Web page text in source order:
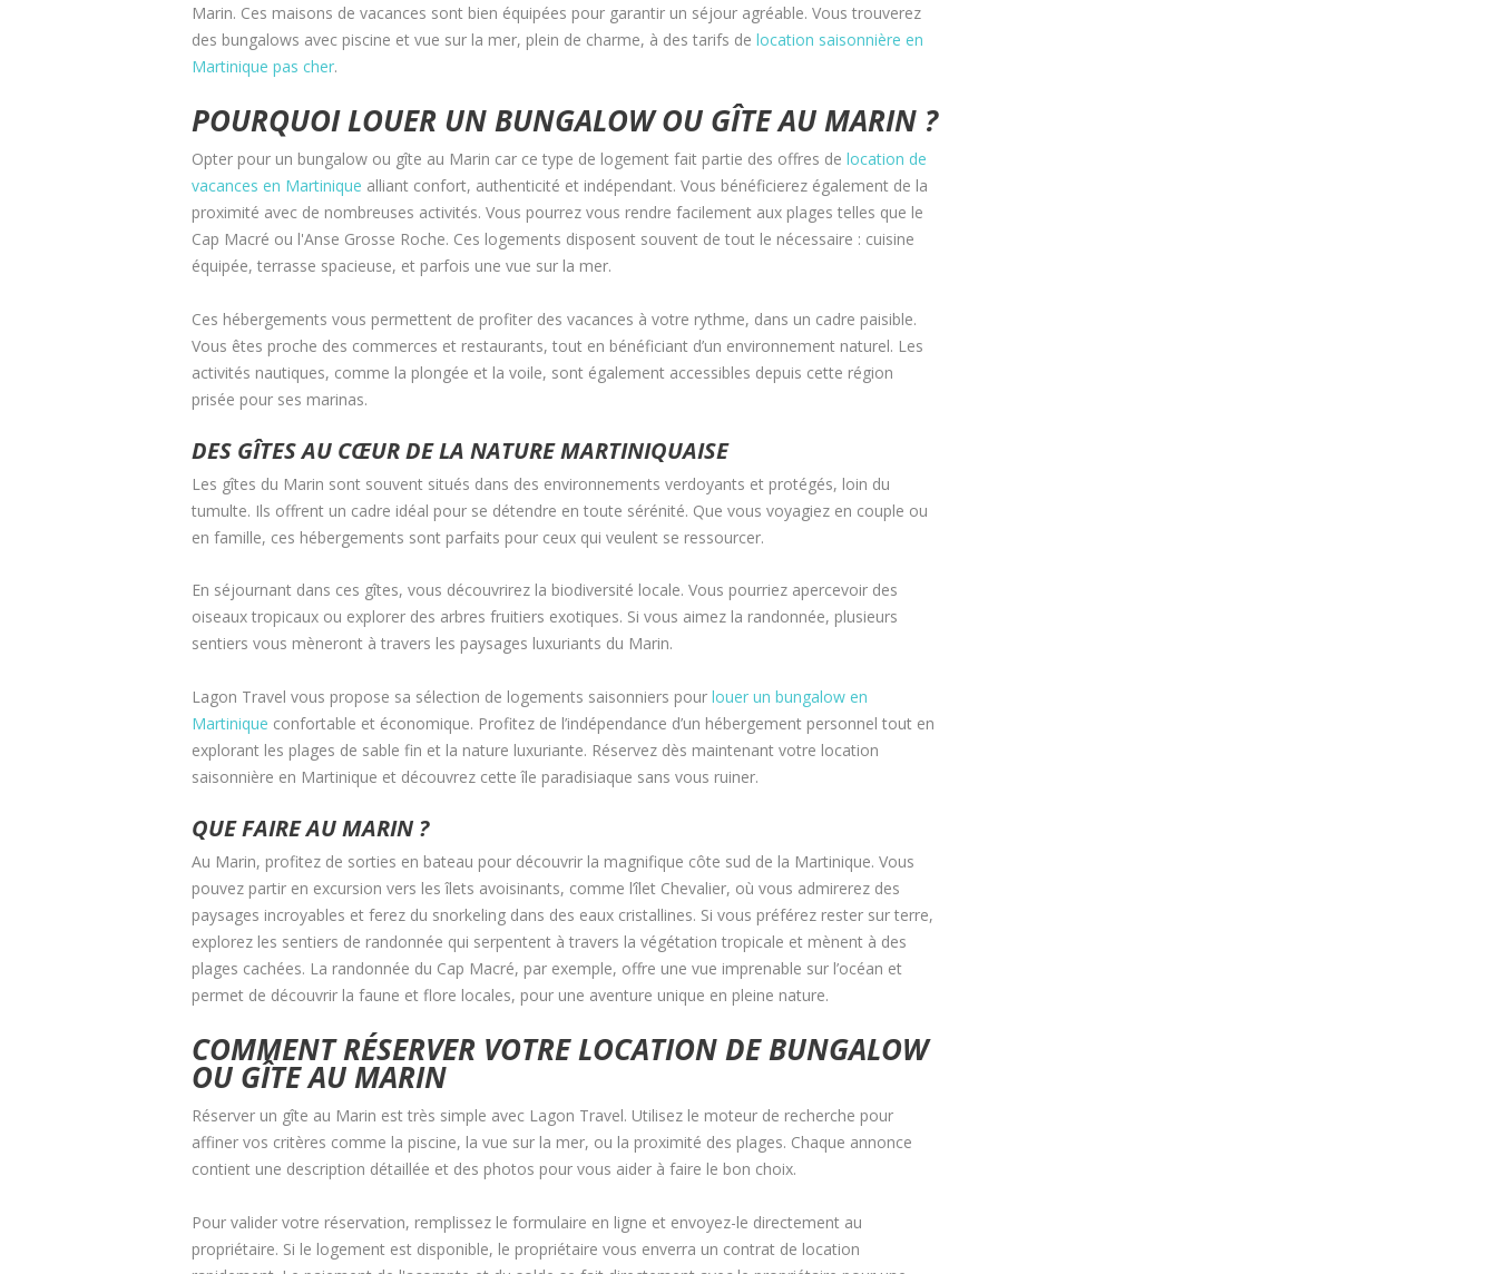
Marin. Ces maisons de vacances sont bien équipées pour garantir un séjour agréable. Vous trouverez
des bungalows avec piscine et vue sur la mer, plein de charme, à des tarifs de location saisonnière en
Martinique pas cher.
POURQUOI LOUER UN BUNGALOW OU GÎTE AU MARIN ?
Opter pour un bungalow ou gîte au Marin car ce type de logement fait partie des offres de location de
vacances en Martinique alliant confort, authenticité et indépendant. Vous bénéficierez également de la
proximité avec de nombreuses activités. Vous pourrez vous rendre facilement aux plages telles que le
Cap Macré ou l'Anse Grosse Roche. Ces logements disposent souvent de tout le nécessaire : cuisine
équipée, terrasse spacieuse, et parfois une vue sur la mer.
Ces hébergements vous permettent de profiter des vacances à votre rythme, dans un cadre paisible.
Vous êtes proche des commerces et restaurants, tout en bénéficiant d’un environnement naturel. Les
activités nautiques, comme la plongée et la voile, sont également accessibles depuis cette région
prisée pour ses marinas.
DES GÎTES AU CŒUR DE LA NATURE MARTINIQUAISE
Les gîtes du Marin sont souvent situés dans des environnements verdoyants et protégés, loin du
tumulte. Ils offrent un cadre idéal pour se détendre en toute sérénité. Que vous voyagiez en couple ou
en famille, ces hébergements sont parfaits pour ceux qui veulent se ressourcer.
En séjournant dans ces gîtes, vous découvrirez la biodiversité locale. Vous pourriez apercevoir des
oiseaux tropicaux ou explorer des arbres fruitiers exotiques. Si vous aimez la randonnée, plusieurs
sentiers vous mèneront à travers les paysages luxuriants du Marin.
Lagon Travel vous propose sa sélection de logements saisonniers pour louer un bungalow en
Martinique confortable et économique. Profitez de l’indépendance d’un hébergement personnel tout en
explorant les plages de sable fin et la nature luxuriante. Réservez dès maintenant votre location
saisonnière en Martinique et découvrez cette île paradisiaque sans vous ruiner.
QUE FAIRE AU MARIN ?
Au Marin, profitez de sorties en bateau pour découvrir la magnifique côte sud de la Martinique. Vous
pouvez partir en excursion vers les îlets avoisinants, comme l’îlet Chevalier, où vous admirerez des
paysages incroyables et ferez du snorkeling dans des eaux cristallines. Si vous préférez rester sur terre,
explorez les sentiers de randonnée qui serpentent à travers la végétation tropicale et mènent à des
plages cachées. La randonnée du Cap Macré, par exemple, offre une vue imprenable sur l’océan et
permet de découvrir la faune et flore locales, pour une aventure unique en pleine nature.
COMMENT RÉSERVER VOTRE LOCATION DE BUNGALOW
OU GÎTE AU MARIN
Réserver un gîte au Marin est très simple avec Lagon Travel. Utilisez le moteur de recherche pour
affiner vos critères comme la piscine, la vue sur la mer, ou la proximité des plages. Chaque annonce
contient une description détaillée et des photos pour vous aider à faire le bon choix.
Pour valider votre réservation, remplissez le formulaire en ligne et envoyez-le directement au
propriétaire. Si le logement est disponible, le propriétaire vous enverra un contrat de location